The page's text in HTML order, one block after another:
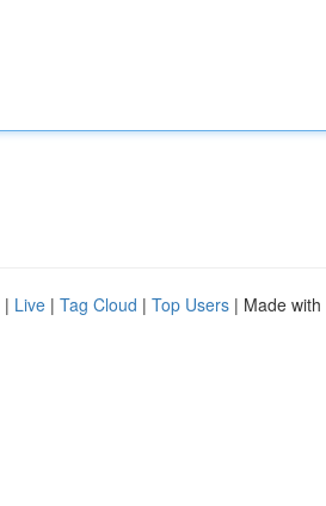
| Live | Tag Cloud | Top Users | Made with